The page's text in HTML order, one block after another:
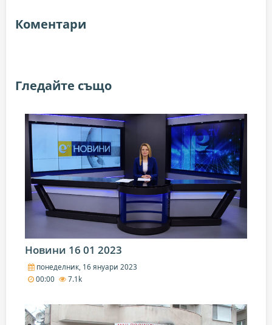
Коментари
Гледайте също
Новини 16 01 2023
понеделник, 16 януари 2023
00:00
7.1k